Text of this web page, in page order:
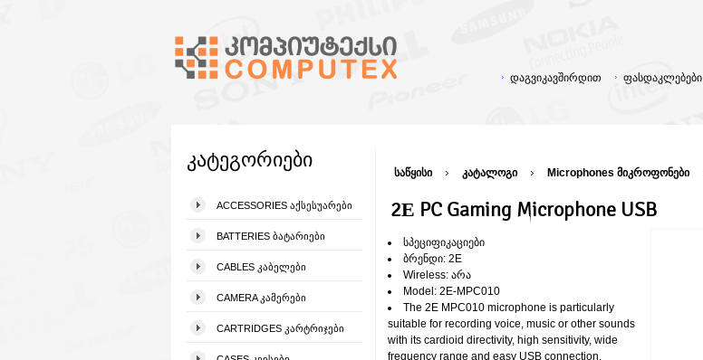
ფასდაკლებები
დაგვიკავშირდით
კატეგორიები
ACCESSORIES ᲐᲥᲡᲔᲡᲣᲐᲠᲔᲑᲘ
BATTERIES ᲑᲐᲢᲐᲠᲘᲔᲑᲘ
CABLES ᲙᲐᲑᲔᲚᲔᲑᲘ
CAMERA ᲙᲐᲛᲔᲠᲔᲑᲘ
CARTRIDGES ᲙᲐᲠᲢᲠᲘᲯᲔᲑᲘ
საწყისი კატალოგი Microphones მიკროფონები
2Е PC Gaming Microphone USB
სპეციფიკაციები
ბრენდი: 2E
Wireless: არა
Model: 2E-MPC010
The 2E MPC010 microphone is particularly
suitable for recording voice, music or other sounds
with its cardioid directivity, high sensitivity, wide
frequency range and easy USB connection.